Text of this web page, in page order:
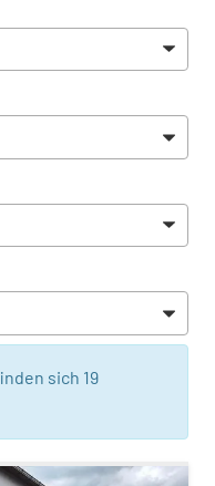
sich 19